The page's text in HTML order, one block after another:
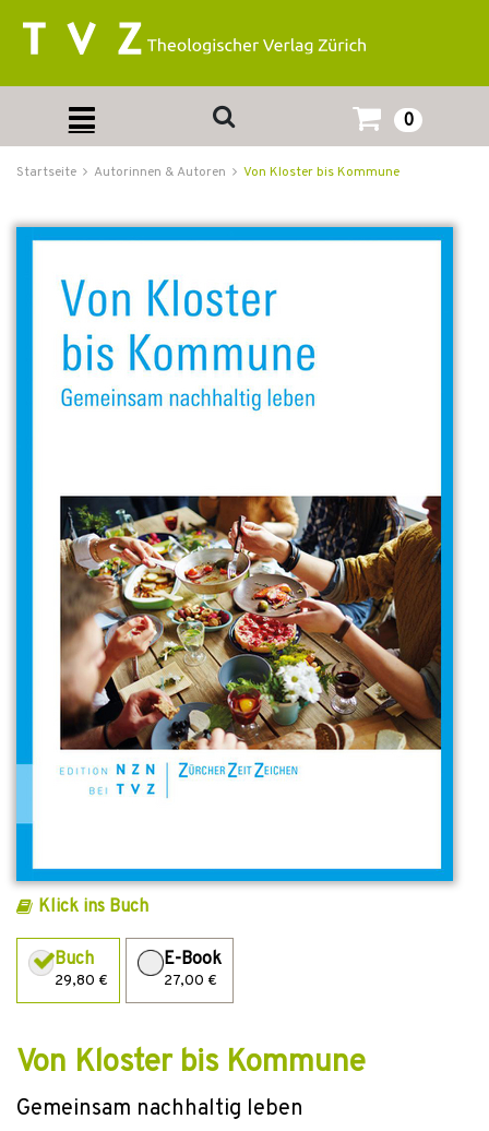
0
Startseite Autorinnen & Autoren Von Kloster bis Kommune
Klick ins Buch
Buch
29,80 €
E-Book
27,00 €
Von Kloster bis Kommune
Gemeinsam nachhaltig leben